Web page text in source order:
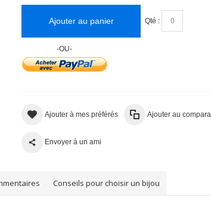
Qté :
Ajouter au panier
-OU-
Ajouter à mes préférés Ajouter au
Envoyer à un ami
Conseils pour choisir un bijou